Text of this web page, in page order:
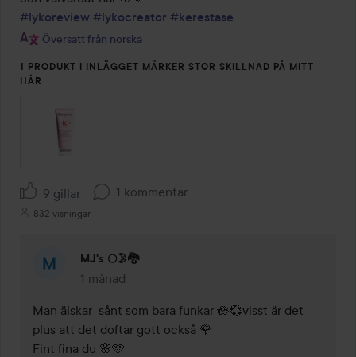
#lykoreview #lykocreator #kerestase
Översatt från norska
1 PRODUKT I INLÄGGET MÄRKER STOR SKILLNAD PÅ MITT
HÅR
9 gillar 1 kommentar
832 visningar
MJ's 🌕🌛🐉
1 månad
Kommentaren lades 1 månad
Man älskar  sånt som bara funkar 🪷💞visst är det
plus att det doftar gott också 🌹
Fint fina du 🌸🩵